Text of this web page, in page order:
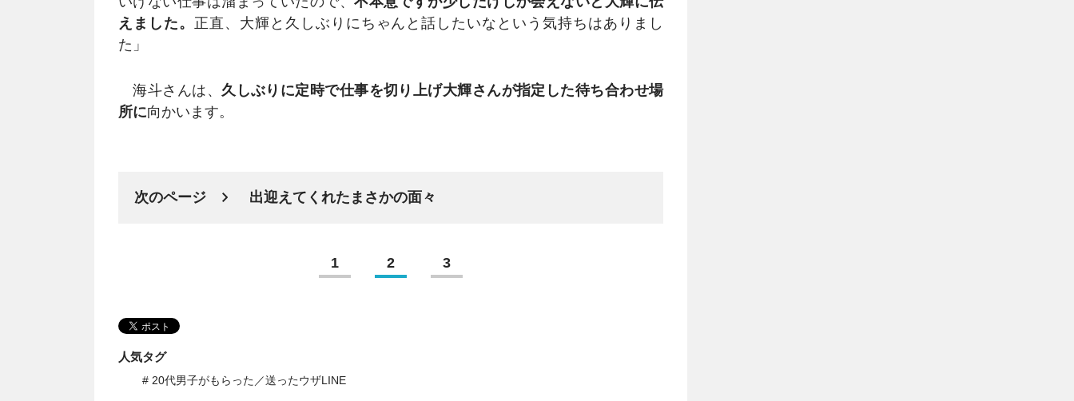
えました。 正直、大輝と久しぶりにちゃんと話したいなという気持ちはありまし
た」
海斗さんは、 久しぶりに定時で仕事を切り上げ大輝さんが指定した待ち合わせ場
所に向かいます。
次のページ 出迎えてくれたまさかの面々
1 2 3
人気タグ
# 20代男子がもらった／送ったウザLINE